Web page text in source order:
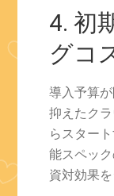
4. 初
グコ
導入予算
抑えたク
らスター
能スペッ
資対効果